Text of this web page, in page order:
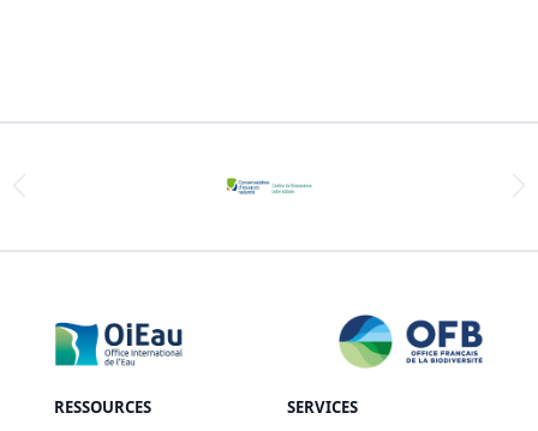
RESSOURCES SERVICES